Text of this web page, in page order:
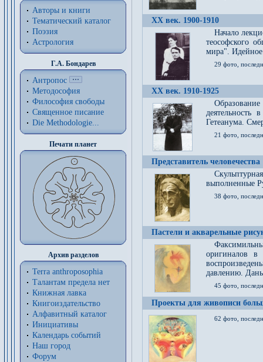
Авторы и книги
Тематический каталог
Поэзия
Астрология
Г.А. Бондарев
Антропос
Методософия
Философия cвободы
Священное писание
Die Methodologie...
Печати планет
Архив разделов
Terra anthroposophia
Талантам предела нет
Книжная лавка
Книгоиздательство
Алфавитный каталог
Инициативы
Календарь событий
Наш город
Форум
XX век. 1900-1910
Начало
теософского
мира". Идейное
29 фото,
XX век. 1910-1925
Образование
деятельность
Гетеанума.
21 фото,
Представитель человечества
выполненные
38 фото,
Пастели и акварельные
оригиналов
давлению.
45 фото,
Проекты для живописи
62 фото,